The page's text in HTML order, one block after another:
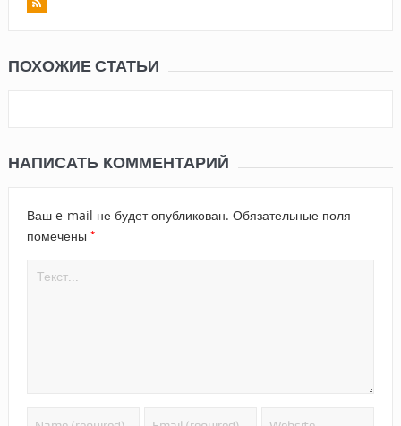
ПОХОЖИЕ СТАТЬИ
НАПИСАТЬ КОММЕНТАРИЙ
Ваш e-mail не будет опубликован. Обязательные поля
помечены *